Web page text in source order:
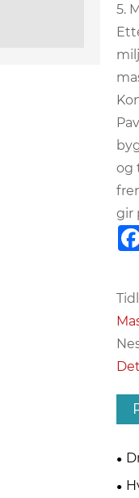
5.
og
gir